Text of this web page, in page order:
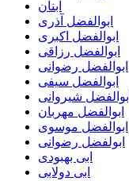
ابنان
ابوالفضل آذری
ابوالفضل اکبری
ابوالفضل رزاقی
ابوالفضل رضوانی
ابوالفضل سیفی
ابوالفضل شیروانی
ابوالفضل مهربان
ابوالفضل موسوی
ابولفضل رضوانی
ابی بهبودی
ابی دولابی